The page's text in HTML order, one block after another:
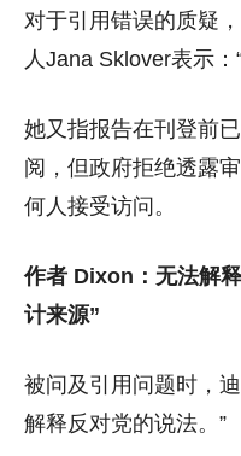
对于引用错误的质疑
人Jana Sklover表示
她又指报告在刊登前
阅，但政府拒绝透露
何人接受访问。
作者 Dixon：无法解
计来源”
被问及引用问题时，
解释反对党的说法。”